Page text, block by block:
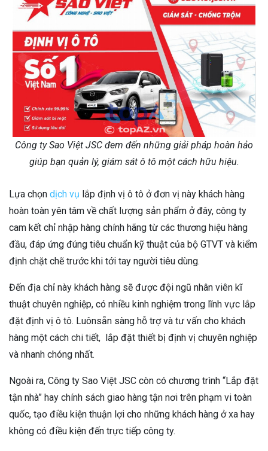
Công ty Sao Việt JSC đem đến những giải pháp hoàn hảo
giúp bạn quản lý, giám sát ô tô một cách hữu hiệu.
Lựa chọn dịch vụ lắp định vị ô tô ở đơn vị này khách hàng
hoàn toàn yên tâm về chất lượng sản phẩm ở đây, công ty
cam kết chỉ nhập hàng chính hãng từ các thương hiệu hàng
đầu, đáp ứng đúng tiêu chuẩn kỹ thuật của bộ GTVT và kiểm
định chặt chẽ trước khi tới tay người tiêu dùng.
Đến địa chỉ này khách hàng sẽ được đội ngũ nhân viên kĩ
thuật chuyên nghiệp, có nhiều kinh nghiệm trong lĩnh vực lắp
đặt định vị ô tô. Luônsẵn sàng hỗ trợ và tư vấn cho khách
hàng một cách chi tiết, lắp đặt thiết bị định vị chuyên nghiệp
và nhanh chóng nhất.
Ngoài ra, Công ty Sao Việt JSC còn có chương trình “Lắp đặt
tận nhà” hay chính sách giao hàng tận nơi trên phạm vi toàn
quốc, tạo điều kiện thuận lợi cho những khách hàng ở xa hay
không có điều kiện đến trực tiếp công ty.